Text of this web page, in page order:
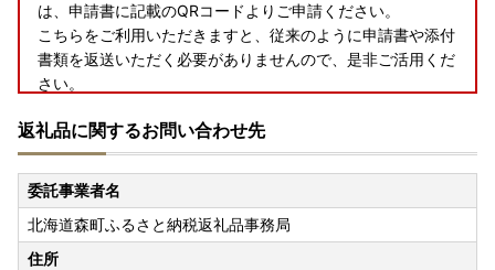
は、申請書に記載のQRコードよりご申請ください。
こちらをご利用いただきますと、従来のように申請書や添付
書類を返送いただく必要がありませんので、是非ご活用くだ
さい。
※2023年7月以前に寄附を頂いた方については申請書にQRコ
ードの記載はございません。
ふるまどより申請書をダウンロードいただき、記載のQRコ
ードを読み取っていただくと同様に申請が可能です。
※公的個人認証アプリ「IAM」の詳細については
ご確認ください。
返礼品に関するお問い合わせ先
委託事業者名
北海道森町ふるさと納税返礼品事務局
住所